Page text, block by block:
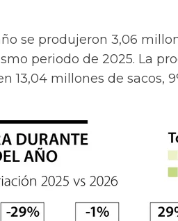
se produjeron 3,06
periodo de 2025. La
13,04 millones de sacos,